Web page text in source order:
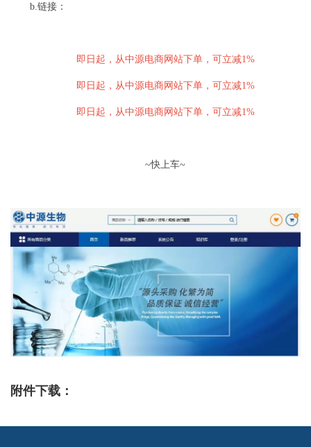
b.链接：
即日起，从中源电商网站下单，可立减1%
即日起，从中源电商网站下单，可立减1%
即日起，从中源电商网站下单，可立减1%
~快上车~
附件下载：